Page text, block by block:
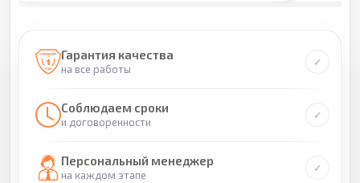
Гарантия качества
на все работы
Соблюдаем сроки
и договоренности
Персональный менеджер
на каждом этапе